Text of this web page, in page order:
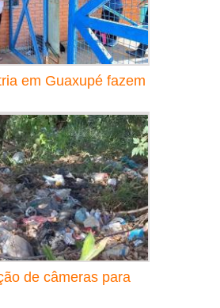
em Guaxupé fazem
de câmeras para